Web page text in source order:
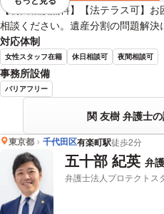
【初回相談無料】【法テラス可】
相談ください。遺産分割の問題解決
対応体制
女性スタッフ在籍 休日相談可 夜間相談可
事務所設備
バリアフリー
関 友樹 弁護士
視覚的に省略されている要素を
東京都 千代田区有楽町駅徒歩2分
五十部 紀英 弁
弁護士法人プロテクトス